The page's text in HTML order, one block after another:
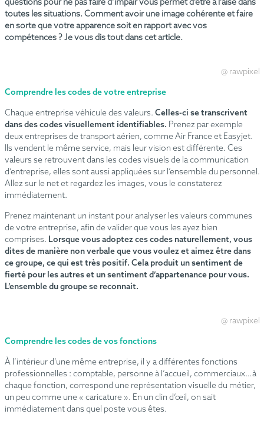
questions pour ne pas faire d’impair vous permet d’être à l’aise dans
toutes les situations. Comment avoir une image cohérente et faire
en sorte que votre apparence soit en rapport avec vos
compétences ? Je vous dis tout dans cet article.
@ rawpixel
Comprendre les codes de votre entreprise
Chaque entreprise véhicule des valeurs. Celles-ci se transcrivent
dans des codes visuellement identifiables. Prenez par exemple
deux entreprises de transport aérien, comme Air France et Easyjet.
Ils vendent le même service, mais leur vision est différente. Ces
valeurs se retrouvent dans les codes visuels de la communication
d’entreprise, elles sont aussi appliquées sur l’ensemble du personnel.
Allez sur le net et regardez les images, vous le constaterez
immédiatement.
Prenez maintenant un instant pour analyser les valeurs communes
de votre entreprise, afin de valider que vous les ayez bien
comprises. Lorsque vous adoptez ces codes naturellement, vous
dites de manière non verbale que vous voulez et aimez être dans
ce groupe, ce qui est très positif. Cela produit un sentiment de
fierté pour les autres et un sentiment d’appartenance pour vous.
L’ensemble du groupe se reconnait.
@ rawpixel
Comprendre les codes de vos fonctions
À l’intérieur d’une même entreprise, il y a différentes fonctions
professionnelles : comptable, personne à l’accueil, commerciaux…à
chaque fonction, correspond une représentation visuelle du métier,
un peu comme une « caricature ». En un clin d’œil, on sait
immédiatement dans quel poste vous êtes.